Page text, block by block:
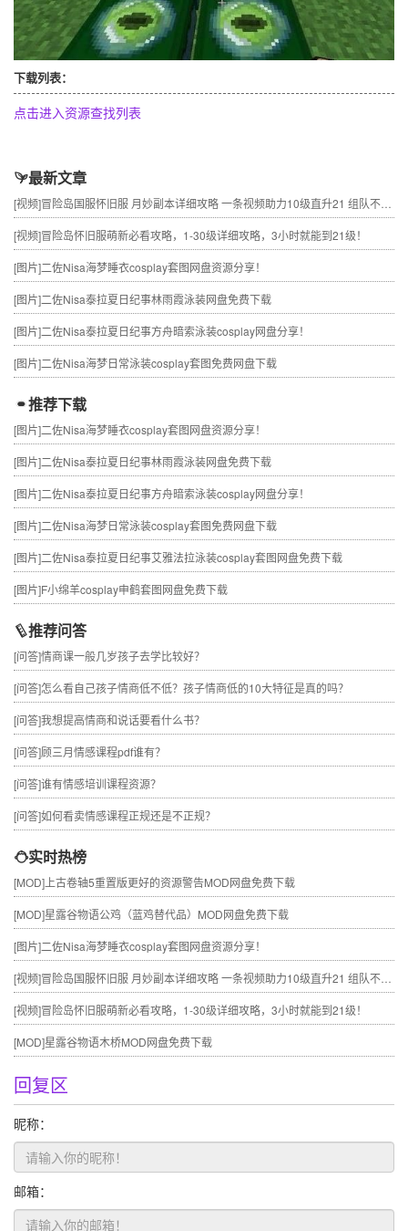
下载列表：
点击进入资源查找列表
最新文章
[视频]冒险岛国服怀旧服 月妙副本详细攻略 一条视频助力10级直升21 组队不求人
[视频]冒险岛怀旧服萌新必看攻略，1-30级详细攻略，3小时就能到21级！
[图片]二佐Nisa海梦睡衣cosplay套图网盘资源分享！
[图片]二佐Nisa泰拉夏日纪事林雨霞泳装网盘免费下载
[图片]二佐Nisa泰拉夏日纪事方舟暗索泳装cosplay网盘分享！
[图片]二佐Nisa海梦日常泳装cosplay套图免费网盘下载
推荐下载
[图片]二佐Nisa海梦睡衣cosplay套图网盘资源分享！
[图片]二佐Nisa泰拉夏日纪事林雨霞泳装网盘免费下载
[图片]二佐Nisa泰拉夏日纪事方舟暗索泳装cosplay网盘分享！
[图片]二佐Nisa海梦日常泳装cosplay套图免费网盘下载
[图片]二佐Nisa泰拉夏日纪事艾雅法拉泳装cosplay套图网盘免费下载
[图片]F小绵羊cosplay申鹤套图网盘免费下载
推荐问答
[问答]情商课一般几岁孩子去学比较好？
[问答]怎么看自己孩子情商低不低？孩子情商低的10大特征是真的吗？
[问答]我想提高情商和说话要看什么书？
[问答]顾三月情感课程pdf谁有？
[问答]谁有情感培训课程资源？
[问答]如何看卖情感课程正规还是不正规？
实时热榜
[MOD]上古卷轴5重置版更好的资源警告MOD网盘免费下载
[MOD]星露谷物语公鸡（蓝鸡替代品）MOD网盘免费下载
[图片]二佐Nisa海梦睡衣cosplay套图网盘资源分享！
[视频]冒险岛国服怀旧服 月妙副本详细攻略 一条视频助力10级直升21 组队不求人
[视频]冒险岛怀旧服萌新必看攻略，1-30级详细攻略，3小时就能到21级！
[MOD]星露谷物语木桥MOD网盘免费下载
回复区
昵称：
邮箱：